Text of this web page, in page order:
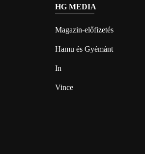
HG MEDIA
Magazin-előfizetés
Hamu és Gyémánt
In
Vince